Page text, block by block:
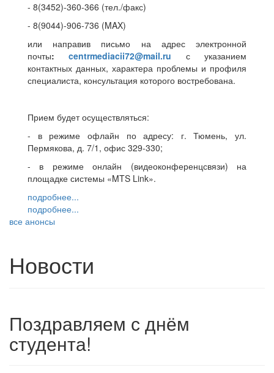
- 8(3452)-360-366 (тел./факс)
- 8(9044)-906-736 (MAX)
или направив письмо на адрес электронной
почты:centrmediacii72@mail.ru с указанием
контактных данных, характера проблемы и профиля
специалиста, консультация которого востребована.
Прием будет осуществляться:
- в режиме офлайн по адресу: г. Тюмень, ул.
Пермякова, д. 7/1, офис 329-330;
- в режиме онлайн (видеоконференцсвязи) на
площадке системы «MTS Link».
подробнее...
подробнее...
все анонсы
Новости
Поздравляем с днём
студента!